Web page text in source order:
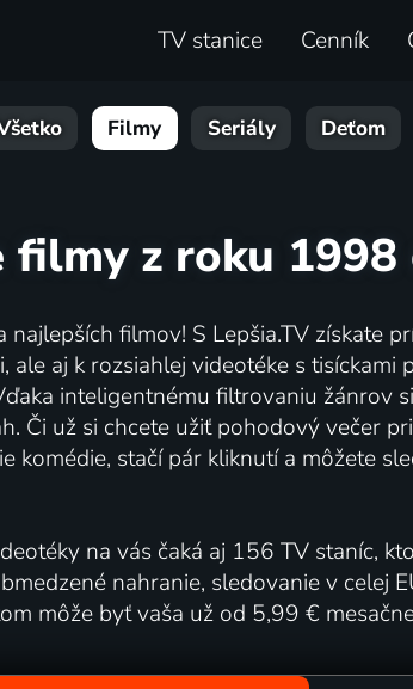
TV stanice Cenník
Filmy Seriály Deťom
filmy z roku
najlepších filmov! S Lepšia.TV získate
ale aj k rozsiahlej videotéke s tisíckami
inteligentnému filtrovaniu žánrov
Či už si chcete užiť pohodový večer
komédie, stačí pár kliknutí a môžete
na vás čaká aj 156 TV staníc,
nahranie, sledovanie v celej
môže byť vaša už od 5,99 €